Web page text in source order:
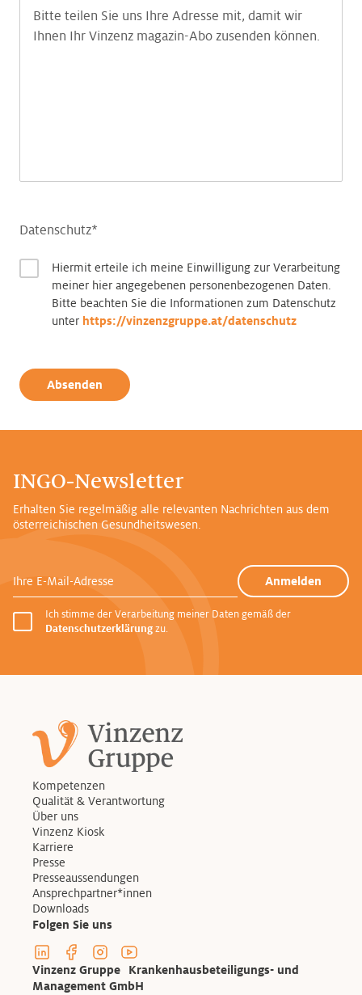
Datenschutz*
Hiermit erteile ich meine Einwilligung zur Verarbeitung
meiner hier angegebenen personenbezogenen Daten.
Bitte beachten Sie die Informationen zum Datenschutz
unter https://vinzenzgruppe.at/datenschutz
Absenden
INGO-Newsletter
Erhalten Sie regelmäßig alle relevanten Nachrichten aus dem
österreichischen Gesundheitswesen.
Ihre E-Mail-Adresse
Anmelden
Ich stimme der Verarbeitung meiner Daten gemäß der
Datenschutzerklärung zu.
Kompetenzen
Qualität & Verantwortung
Über uns
Vinzenz Kiosk
Karriere
Presse
Presseaussendungen
Ansprechpartner*innen
Downloads
Folgen Sie uns
Linkedin Profil der Vinzenzgruppe
Facebook Profil der Vinzenzgruppe
Instagram Profil der Vinzenzgruppe
Youtube Kanal der Vinzenzgruppe
Vinzenz Gruppe Krankenhausbeteiligungs- und
Management GmbH